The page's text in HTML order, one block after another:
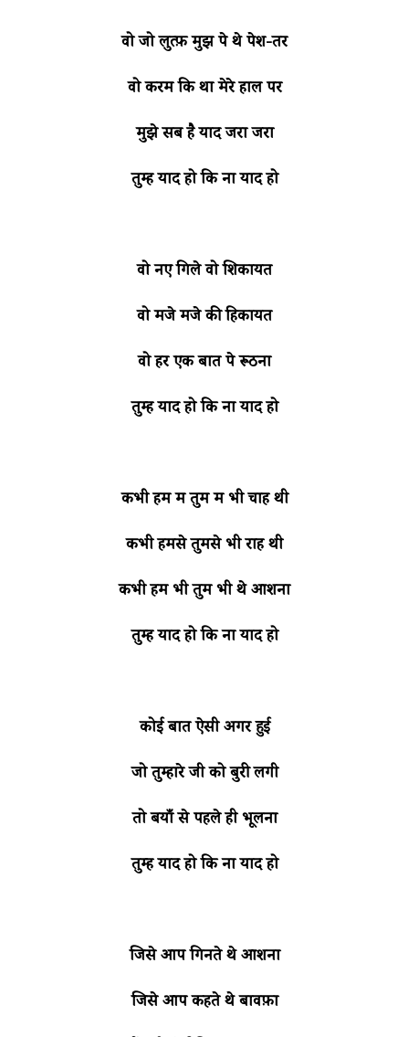
वो जो लुत्फ़ मुझ पे थे पेश-तर
वो करम कि था मेरे हाल पर
मुझे सब है याद जरा जरा
तुम्हें याद हो कि ना याद हो
वो नए गिले वो शिकायतें
वो मजे मजे की हिकायतें
वो हर एक बात पे रूठना
तुम्हें याद हो कि ना याद हो
कभी हम में तुम में भी चाह थी
कभी हमसे तुमसे भी राह थी
कभी हम भी तुम भी थे आशना
तुम्हें याद हो कि ना याद हो
कोई बात ऐसी अगर हुई
जो तुम्हारे जी को बुरी लगी
तो बयाँ से पहले ही भूलना
तुम्हें याद हो कि ना याद हो
जिसे आप गिनते थे आशना
जिसे आप कहते थे बावफ़ा